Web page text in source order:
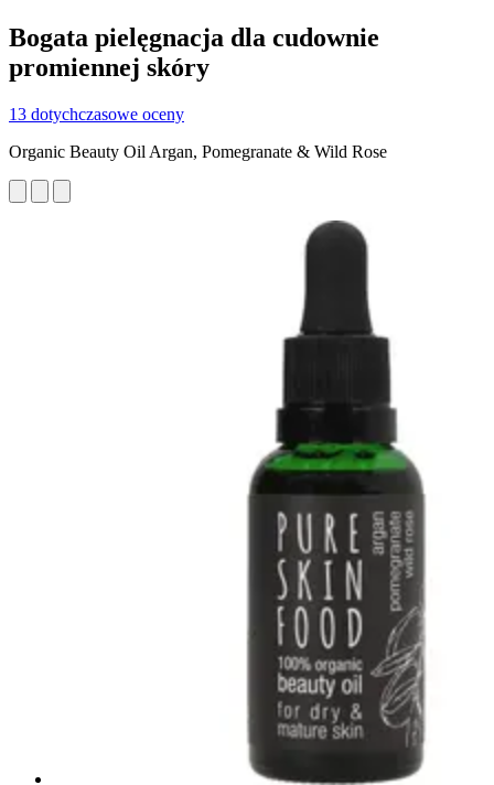
Bogata pielęgnacja dla cudownie
promiennej skóry
13 dotychczasowe oceny
Organic Beauty Oil Argan, Pomegranate & Wild Rose